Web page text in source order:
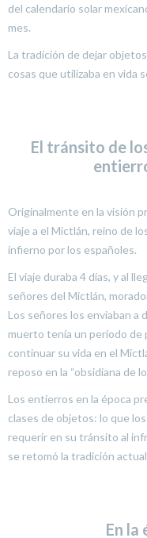
del calendario solar
mes.
La tradición de dejar
cosas que utilizaba en vida
El tránsito de
Originalmente en la visión
viaje a el Mictlán, reino de
infierno por los españoles.
El viaje duraba 4 días, y al
señores del Mictlán,
Los señores los enviaban a
muerto tenía un periodo de
continuar su vida en el
reposo en la “obsidiana de
Los entierros en la época
clases de objetos: lo que
requerir en su tránsito al
se retomó la tradición
En la